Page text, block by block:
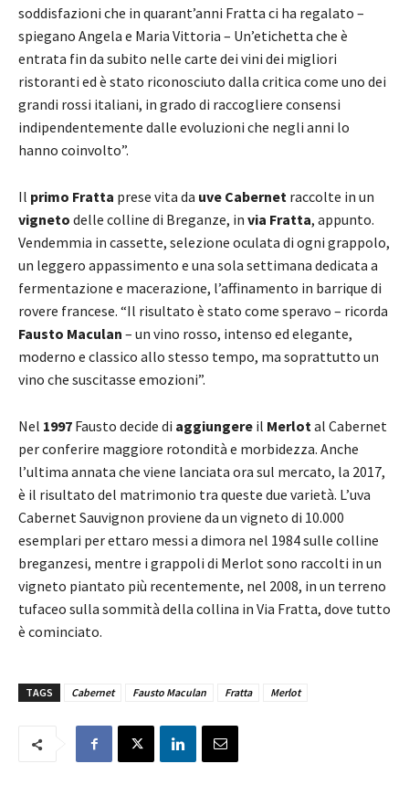
soddisfazioni che in quarant’anni Fratta ci ha regalato –
spiegano Angela e Maria Vittoria – Un’etichetta che è
entrata fin da subito nelle carte dei vini dei migliori
ristoranti ed è stato riconosciuto dalla critica come uno dei
grandi rossi italiani, in grado di raccogliere consensi
indipendentemente dalle evoluzioni che negli anni lo
hanno coinvolto”.
Il primo Fratta prese vita da uve Cabernet raccolte in un
vigneto delle colline di Breganze, in via Fratta, appunto.
Vendemmia in cassette, selezione oculata di ogni grappolo,
un leggero appassimento e una sola settimana dedicata a
fermentazione e macerazione, l’affinamento in barrique di
rovere francese. “Il risultato è stato come speravo – ricorda
Fausto Maculan – un vino rosso, intenso ed elegante,
moderno e classico allo stesso tempo, ma soprattutto un
vino che suscitasse emozioni”.
Nel 1997 Fausto decide di aggiungere il Merlot al Cabernet
per conferire maggiore rotondità e morbidezza. Anche
l’ultima annata che viene lanciata ora sul mercato, la 2017,
è il risultato del matrimonio tra queste due varietà. L’uva
Cabernet Sauvignon proviene da un vigneto di 10.000
esemplari per ettaro messi a dimora nel 1984 sulle colline
breganzesi, mentre i grappoli di Merlot sono raccolti in un
vigneto piantato più recentemente, nel 2008, in un terreno
tufaceo sulla sommità della collina in Via Fratta, dove tutto
è cominciato.
TAGS Cabernet Fausto Maculan Fratta Merlot